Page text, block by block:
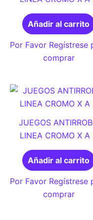
Añadir al carrito
Por Favor Regístrese
comprar
JUEGOS
LINEA CROMO X A
Añadir al carrito
Por Favor Regístrese
comprar